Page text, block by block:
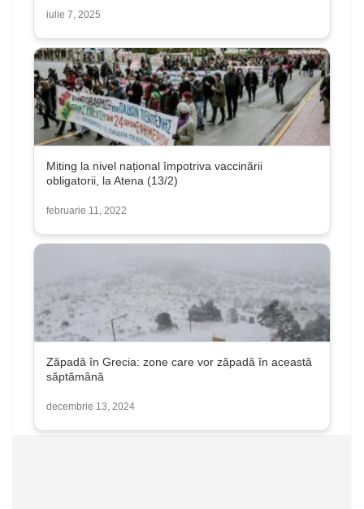
iulie 7, 2025
Miting la nivel național împotriva vaccinării
obligatorii, la Atena (13/2)
februarie 11, 2022
Zăpadă în Grecia: zone care vor zăpadă în această
săptămână
decembrie 13, 2024